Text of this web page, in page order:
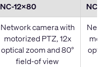
NC-12x80 NC-
Network camera with
motorized PTZ, 12x
optical zoom and 80°
field-of view